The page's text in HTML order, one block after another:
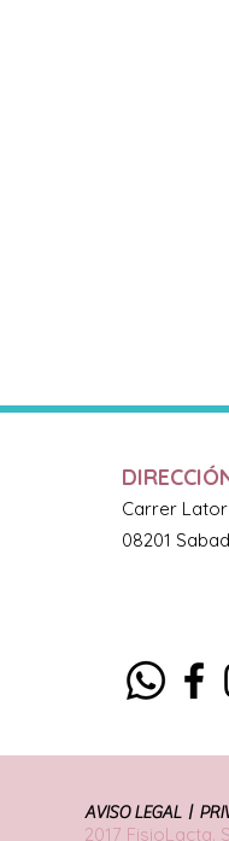
Carrer
08201
AVISO LEGAL |
2017